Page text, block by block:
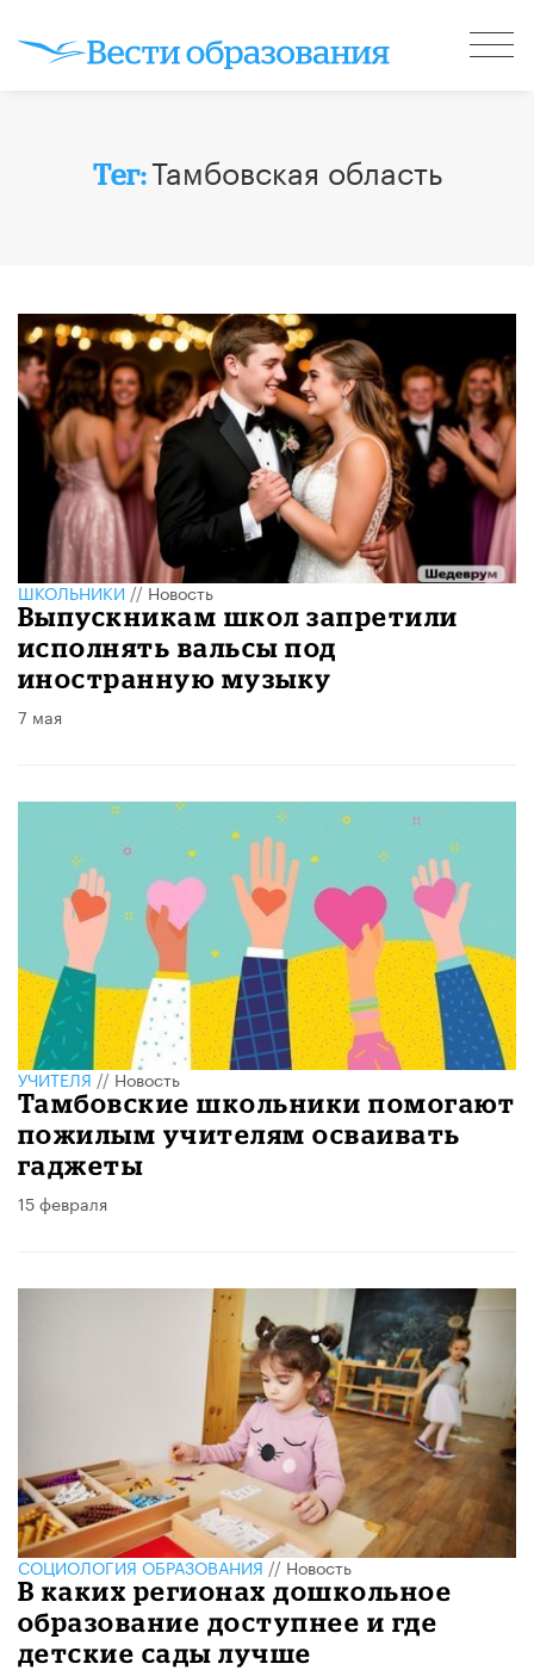
Тег:Тамбовская область
ШКОЛЬНИКИ//Новость
Выпускникам школ запретили
исполнять вальсы под
иностранную музыку
7 мая
УЧИТЕЛЯ//Новость
Тамбовские школьники помогают
пожилым учителям осваивать
гаджеты
15 февраля
CОЦИОЛОГИЯ ОБРАЗОВАНИЯ//Новость
В каких регионах дошкольное
образование доступнее и где
детские сады лучше